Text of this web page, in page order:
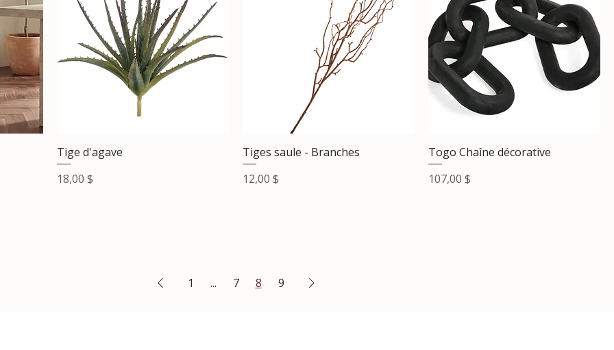
Tige d'agave
Prix
18,00 $
Tiges saule - Branches
Prix
12,00 $
Togo Chaîne décorative
Prix
107,00 $
1 ... 7 8 9